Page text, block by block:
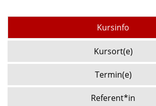
Kursinfo
Kursort(e)
Termin(e)
Referent*in